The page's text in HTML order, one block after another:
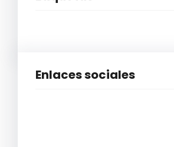
Enlaces sociales